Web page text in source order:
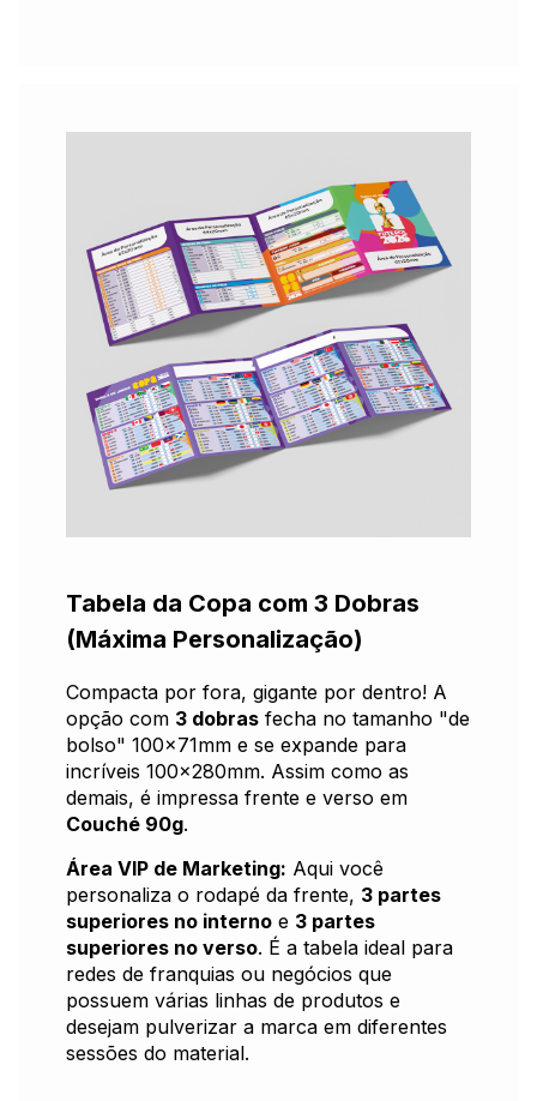
Tabela da Copa com 3 Dobras
(Máxima Personalização)
Compacta por fora, gigante por dentro! A
opção com 3 dobras fecha no tamanho "de
bolso" 100x71mm e se expande para
incríveis 100x280mm. Assim como as
demais, é impressa frente e verso em
Couché 90g.
Área VIP de Marketing: Aqui você
personaliza o rodapé da frente, 3 partes
superiores no interno e 3 partes
superiores no verso. É a tabela ideal para
redes de franquias ou negócios que
possuem várias linhas de produtos e
desejam pulverizar a marca em diferentes
sessões do material.